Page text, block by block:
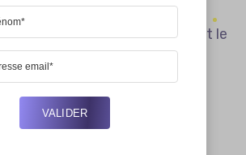
commander, il convient
les volumes nécessaires et le
souhaité, puis de
pour optimiser le rapport
démarche simple, pour un
VALIDER